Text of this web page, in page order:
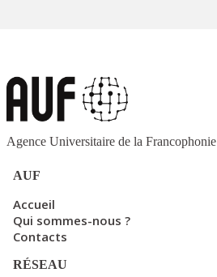
Agence Universitaire de la Francophonie
AUF
Accueil
Qui sommes-nous ?
Contacts
RÉSEAU